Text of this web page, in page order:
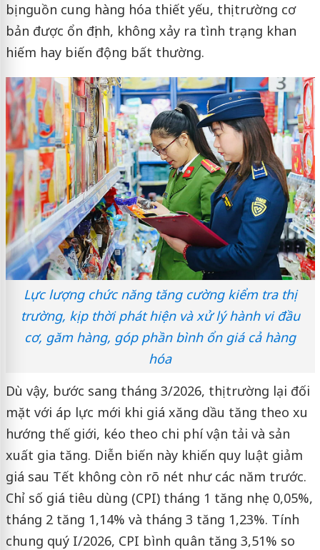
bị nguồn cung hàng hóa thiết yếu, thị trường cơ
bản được ổn định, không xảy ra tình trạng khan
hiếm hay biến động bất thường.
Lực lượng chức năng tăng cường kiểm tra thị
trường, kịp thời phát hiện và xử lý hành vi đầu
cơ, găm hàng, góp phần bình ổn giá cả hàng
hóa
Dù vậy, bước sang tháng 3/2026, thị trường lại đối
mặt với áp lực mới khi giá xăng dầu tăng theo xu
hướng thế giới, kéo theo chi phí vận tải và sản
xuất gia tăng. Diễn biến này khiến quy luật giảm
giá sau Tết không còn rõ nét như các năm trước.
Chỉ số giá tiêu dùng (CPI) tháng 1 tăng nhẹ 0,05%,
tháng 2 tăng 1,14% và tháng 3 tăng 1,23%. Tính
chung quý I/2026, CPI bình quân tăng 3,51% so